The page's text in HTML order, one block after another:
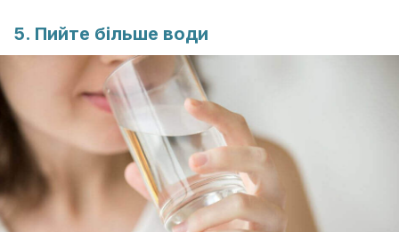
5. Пийте більше води